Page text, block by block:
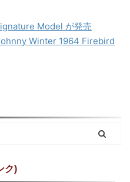
Model が発売
Winter 1964 Firebird
ク)